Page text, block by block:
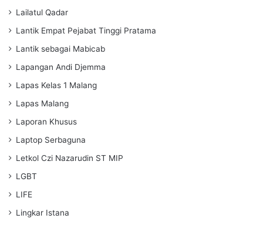
Lailatul Qadar
Lantik Empat Pejabat Tinggi Pratama
Lantik sebagai Mabicab
Lapangan Andi Djemma
Lapas Kelas 1 Malang
Lapas Malang
Laporan Khusus
Laptop Serbaguna
Letkol Czi Nazarudin ST MIP
LGBT
LIFE
Lingkar Istana